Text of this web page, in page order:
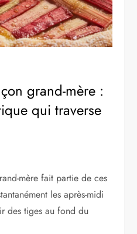
grand-mère :
qui traverse
mère fait partie de ces
les après-midi
des tiges au fond du